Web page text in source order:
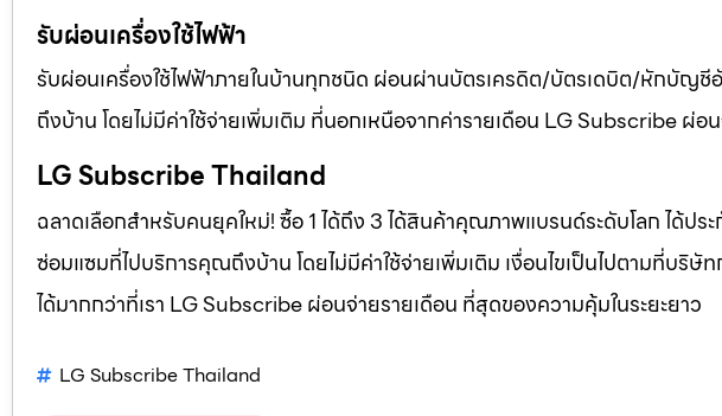
รับผ่อนเครื่องใช้ไฟฟ้า
รับผ่อนเครื่องใช้ไฟฟ้าภายในบ้านทุกชนิด ผ่อนผ่านบัตรเครดิต/บัตรเดบิต/หักบัญ
ถึงบ้าน โดยไม่มีค่าใช้จ่ายเพิ่มเติม ที่นอกเหนือจากค่ารายเดือน LG Subscribe ผ่อ
LG Subscribe Thailand
ฉลาดเลือกสำหรับคนยุคใหม่! ซื้อ 1 ได้ถึง 3 ได้สินค้าคุณภาพแบรนด์ระดับโลก ได้ป
ซ่อมแซมที่ไปบริการคุณถึงบ้าน โดยไม่มีค่าใช้จ่ายเพิ่มเติม เงื่อนไขเป็นไปตามที่บริ
ได้มากกว่าที่เรา LG Subscribe ผ่อนจ่ายรายเดือน ที่สุดของความคุ้มในระยะยาว
LG Subscribe Thailand